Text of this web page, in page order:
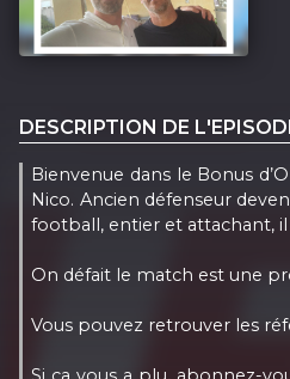
DESCRIPTION DE
Bienvenue dans le Bonus
Nico. Ancien défenseur
football, entier et attachant, il
On défait le match est une
Vous pouvez retrouver les